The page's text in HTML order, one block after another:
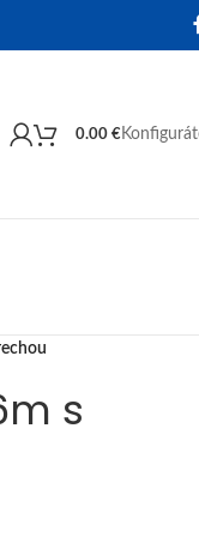
0.00 €
s